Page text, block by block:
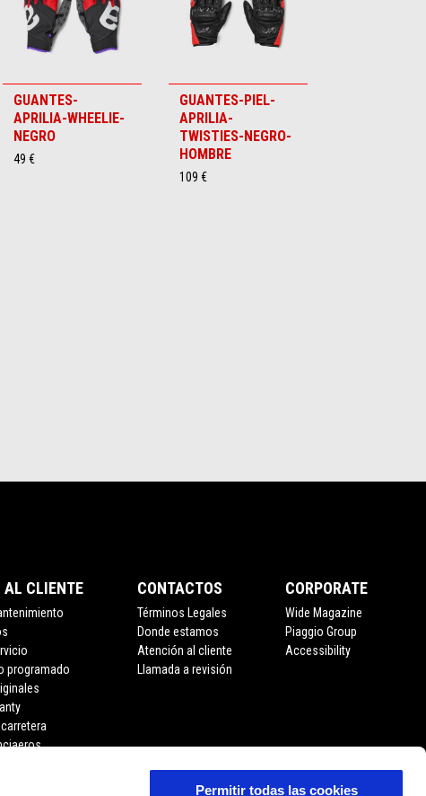
Permitir todas las cookies
GUANTES-
APRILIA-WHEELIE-
NEGRO
49 €
GUANTES-PIEL-
APRILIA-
TWISTIES-NEGRO-
HOMBRE
109 €
AL CLIENTE
programado
CONTACTOS
Términos Legales
Donde estamos
Atención al cliente
Llamada a revisión
CORPORATE
Wide Magazine
Piaggio Group
Accessibility